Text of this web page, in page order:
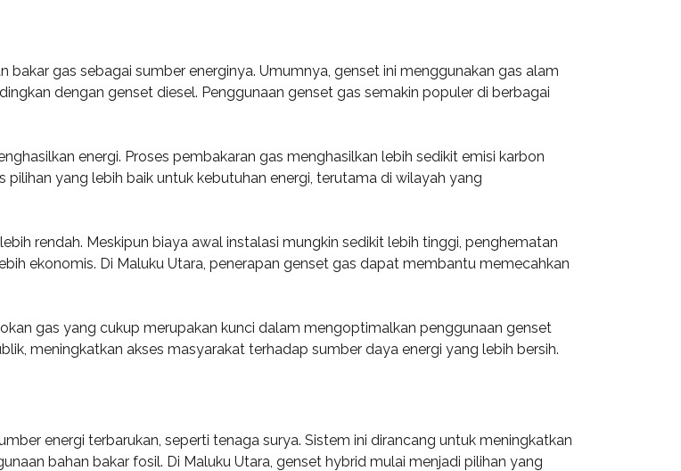
gas sebagai sumber energinya. Umumnya, genset ini menggunakan gas alam
dengan genset diesel. Penggunaan genset gas semakin populer di berbagai
energi. Proses pembakaran gas menghasilkan lebih sedikit emisi karbon
yang lebih baik untuk kebutuhan energi, terutama di wilayah yang
rendah. Meskipun biaya awal instalasi mungkin sedikit lebih tinggi, penghematan
ekonomis. Di Maluku Utara, penerapan genset gas dapat membantu memecahkan
gas yang cukup merupakan kunci dalam mengoptimalkan penggunaan genset
meningkatkan akses masyarakat terhadap sumber daya energi yang lebih bersih.
energi terbarukan, seperti tenaga surya. Sistem ini dirancang untuk meningkatkan
bahan bakar fosil. Di Maluku Utara, genset hybrid mulai menjadi pilihan yang